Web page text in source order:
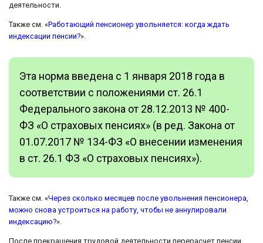
деятельности.
Также см. «Работающий пенсионер увольняется: когда ждать
индексации пенсии?».
Эта норма введена с 1 января 2018 года в
соответствии с положениями ст. 26.1
Федерального закона от 28.12.2013 № 400-
ФЗ «О страховых пенсиях» (в ред. Закона от
01.07.2017 № 134-ФЗ «О внесении изменения
в ст. 26.1 ФЗ «О страховых пенсиях»).
Также см. «Через сколько месяцев после увольнения пенсионера,
можно снова устроиться на работу, чтобы не аннулировали
индексацию?».
После прекращения трудовой деятельности перерасчет пенсии